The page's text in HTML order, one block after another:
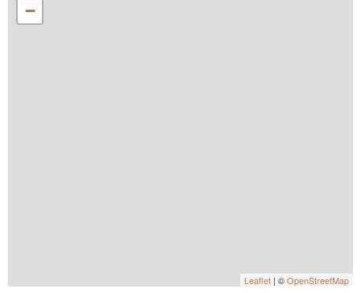
−
Leaflet | ©OpenStreetMap